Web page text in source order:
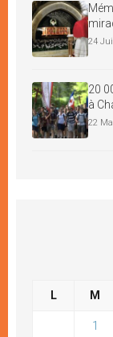
24
20
à
22
L M
1